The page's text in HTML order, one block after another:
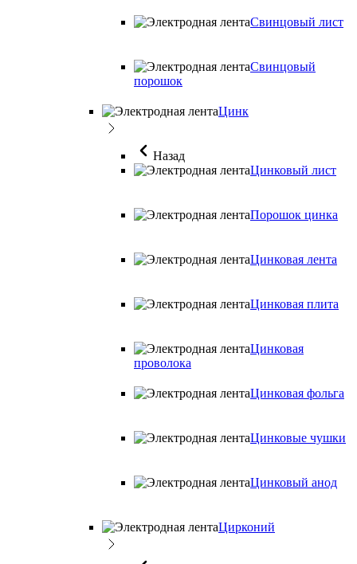
Свинцовый лист
Свинцовый
порошок
Цинк
Назад
Цинковый лист
Порошок цинка
Цинковая лента
Цинковая плита
Цинковая
проволока
Цинковая фольга
Цинковые чушки
Цинковый анод
Цирконий